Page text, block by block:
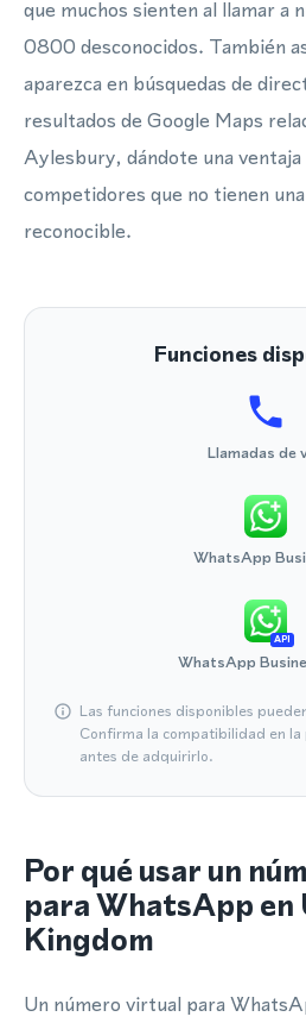
que muchos sienten al llamar a
0800 desconocidos. También
aparezca en búsquedas de
resultados de Google Maps
Aylesbury, dándote una
competidores que no tienen
reconocible.
Funciones
Llamadas de
WhatsApp
API
WhatsApp
Las funciones disponibles
Confirma la compatibilidad en
antes de adquirirlo.
Por qué usar un
para WhatsApp en
Kingdom
Un número virtual para